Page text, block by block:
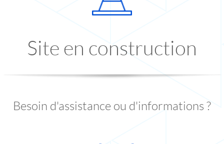
Site en construction
Besoin d'assistance ou d'informations ?